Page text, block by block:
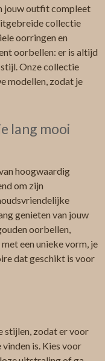
jouw outfit compleet
collectie
oorringen en
oorbellen: er is altijd
Onze collectie
modellen, zodat je
lang mooi
hoogwaardig
om zijn
genieten van jouw
oorbellen,
een unieke vorm, je
dat geschikt is voor
stijlen, zodat er voor
vinden is. Kies voor